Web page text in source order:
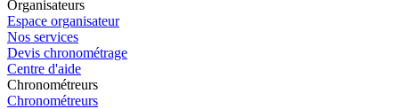
Organisateurs
Espace organisateur
Nos services
Devis chronométrage
Centre d'aide
Chronométreurs
Chronométreurs